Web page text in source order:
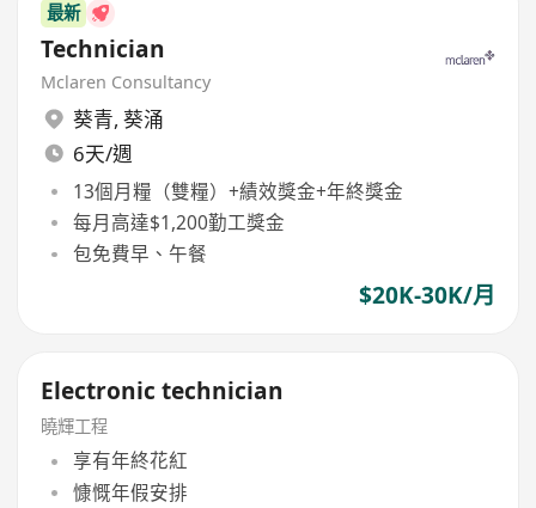
最新
Technician
Mclaren Consultancy
葵青, 葵涌
6天/週
13個月糧（雙糧）+績效獎金+年終獎金
每月高達$1,200勤工獎金
包免費早、午餐
$20K-30K/月
Electronic technician
曉輝工程
享有年終花紅
慷慨年假安排